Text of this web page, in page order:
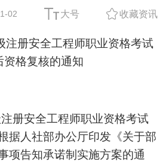
02 大号 收藏资讯
注册安全工程师职业资格考试
资格复核的通知
册安全工程师职业资格考试
据人社部办公厅印发《关于部
项告知承诺制实施方案的通